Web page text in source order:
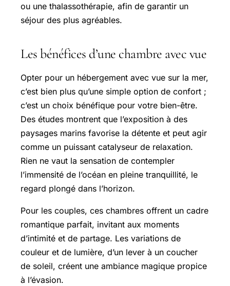
ou une thalassothérapie, afin de garantir un
séjour des plus agréables.
Les bénéfices d’une chambre avec vue
Opter pour un hébergement avec vue sur la mer,
c’est bien plus qu’une simple option de confort ;
c’est un choix bénéfique pour votre bien-être.
Des études montrent que l’exposition à des
paysages marins favorise la détente et peut agir
comme un puissant catalyseur de relaxation.
Rien ne vaut la sensation de contempler
l’immensité de l’océan en pleine tranquillité, le
regard plongé dans l’horizon.
Pour les couples, ces chambres offrent un cadre
romantique parfait, invitant aux moments
d’intimité et de partage. Les variations de
couleur et de lumière, d’un lever à un coucher
de soleil, créent une ambiance magique propice
à l’évasion.